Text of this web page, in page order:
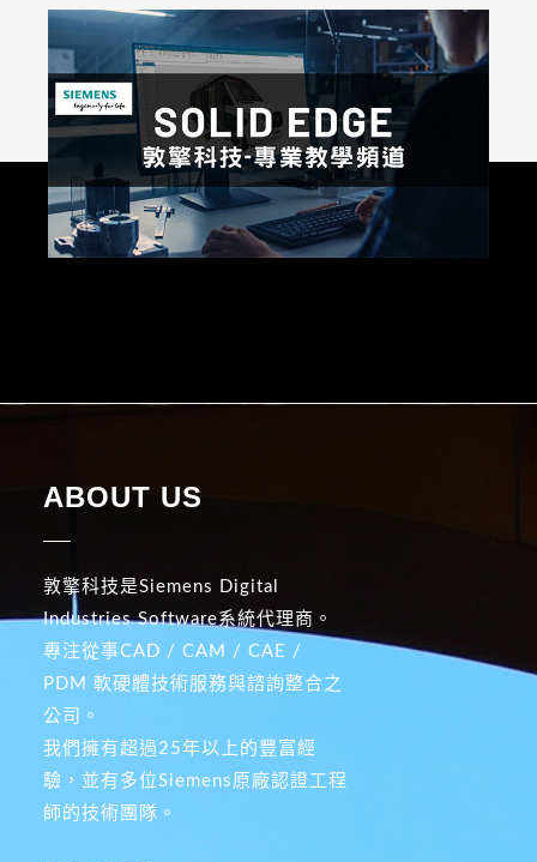
ABOUT US
敦擎科技是Siemens Digital
Industries Software系統代理商。
專注從事CAD / CAM / CAE /
PDM 軟硬體技術服務與諮詢整合之
公司。
我們擁有超過25年以上的豐富經
驗，並有多位Siemens原廠認證工程
師的技術團隊。